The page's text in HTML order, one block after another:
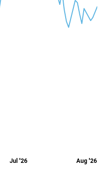
Jul '26 Aug '26